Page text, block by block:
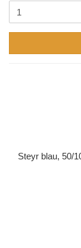
Steyr blau, 50/